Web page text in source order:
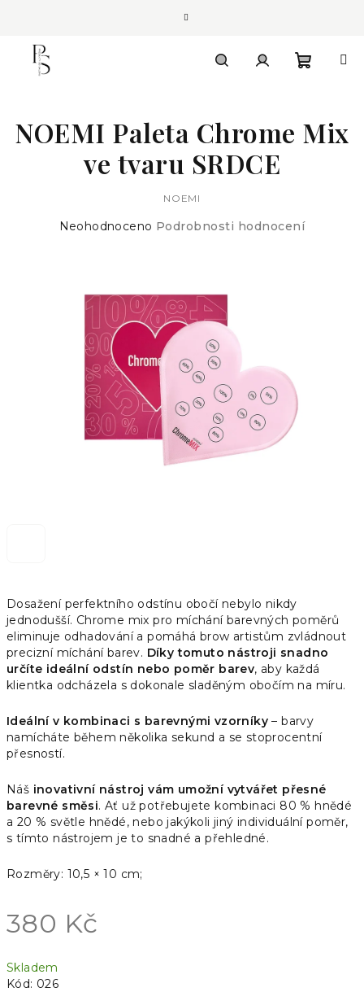
košík
Dosažení perfektního odstínu obočí nebylo nikdy
jednodušší. Chrome mix pro míchání barevných poměrů
eliminuje odhadování a pomáhá brow artistům zvládnout
precizní míchání barev. Díky tomuto nástroji snadno
určíte ideální odstín nebo poměr barev, aby každá
klientka odcházela s dokonale sladěným obočím na míru.
Ideální v kombinaci s barevnými vzorníky – barvy
namícháte během několika sekund a se stoprocentní
přesností.
Náš inovativní nástroj vám umožní vytvářet přesné
barevné směsi. Ať už potřebujete kombinaci 80 % hnědé
a 20 % světle hnědé, nebo jakýkoli jiný individuální poměr,
s tímto nástrojem je to snadné a přehledné.
Rozměry: 10,5 × 10 cm;
380 Kč
cena:
Skladem
Kód: 026
NOEMI Paleta Chrome Mix
ve tvaru SRDCE
NOEMI
Průměrné
hvězdiček.
Neohodnoceno Podrobnosti hodnocení